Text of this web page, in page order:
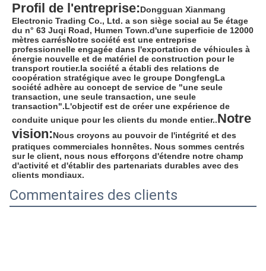
Profil de l'entreprise:Dongguan Xianmang
Electronic Trading Co., Ltd. a son siège social au 5e étage
du n° 63 Juqi Road, Humen Town.d'une superficie de 12000
mètres carrésNotre société est une entreprise
professionnelle engagée dans l'exportation de véhicules à
énergie nouvelle et de matériel de construction pour le
transport routier.la société a établi des relations de
coopération stratégique avec le groupe DongfengLa
société adhère au concept de service de "une seule
transaction, une seule transaction, une seule
transaction".L'objectif est de créer une expérience de
conduite unique pour les clients du monde entier..Notre
vision:Nous croyons au pouvoir de l'intégrité et des
pratiques commerciales honnêtes. Nous sommes centrés
sur le client, nous nous efforçons d'étendre notre champ
d'activité et d'établir des partenariats durables avec des
clients mondiaux.
Commentaires des clients